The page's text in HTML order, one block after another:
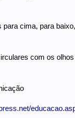
para cima, para
com os